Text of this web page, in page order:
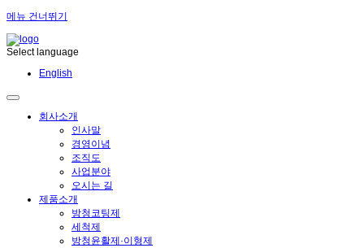
메뉴 건너뛰기
Select language
English
회사소개
인사말
경영이념
조직도
사업분야
오시는 길
제품소개
방청코팅제
세척제
방청윤활제·이형제